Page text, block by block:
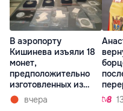
В аэропорту
Кишинева изъяли 18
монет,
предположительно
изготовленных из
серебра
вчера